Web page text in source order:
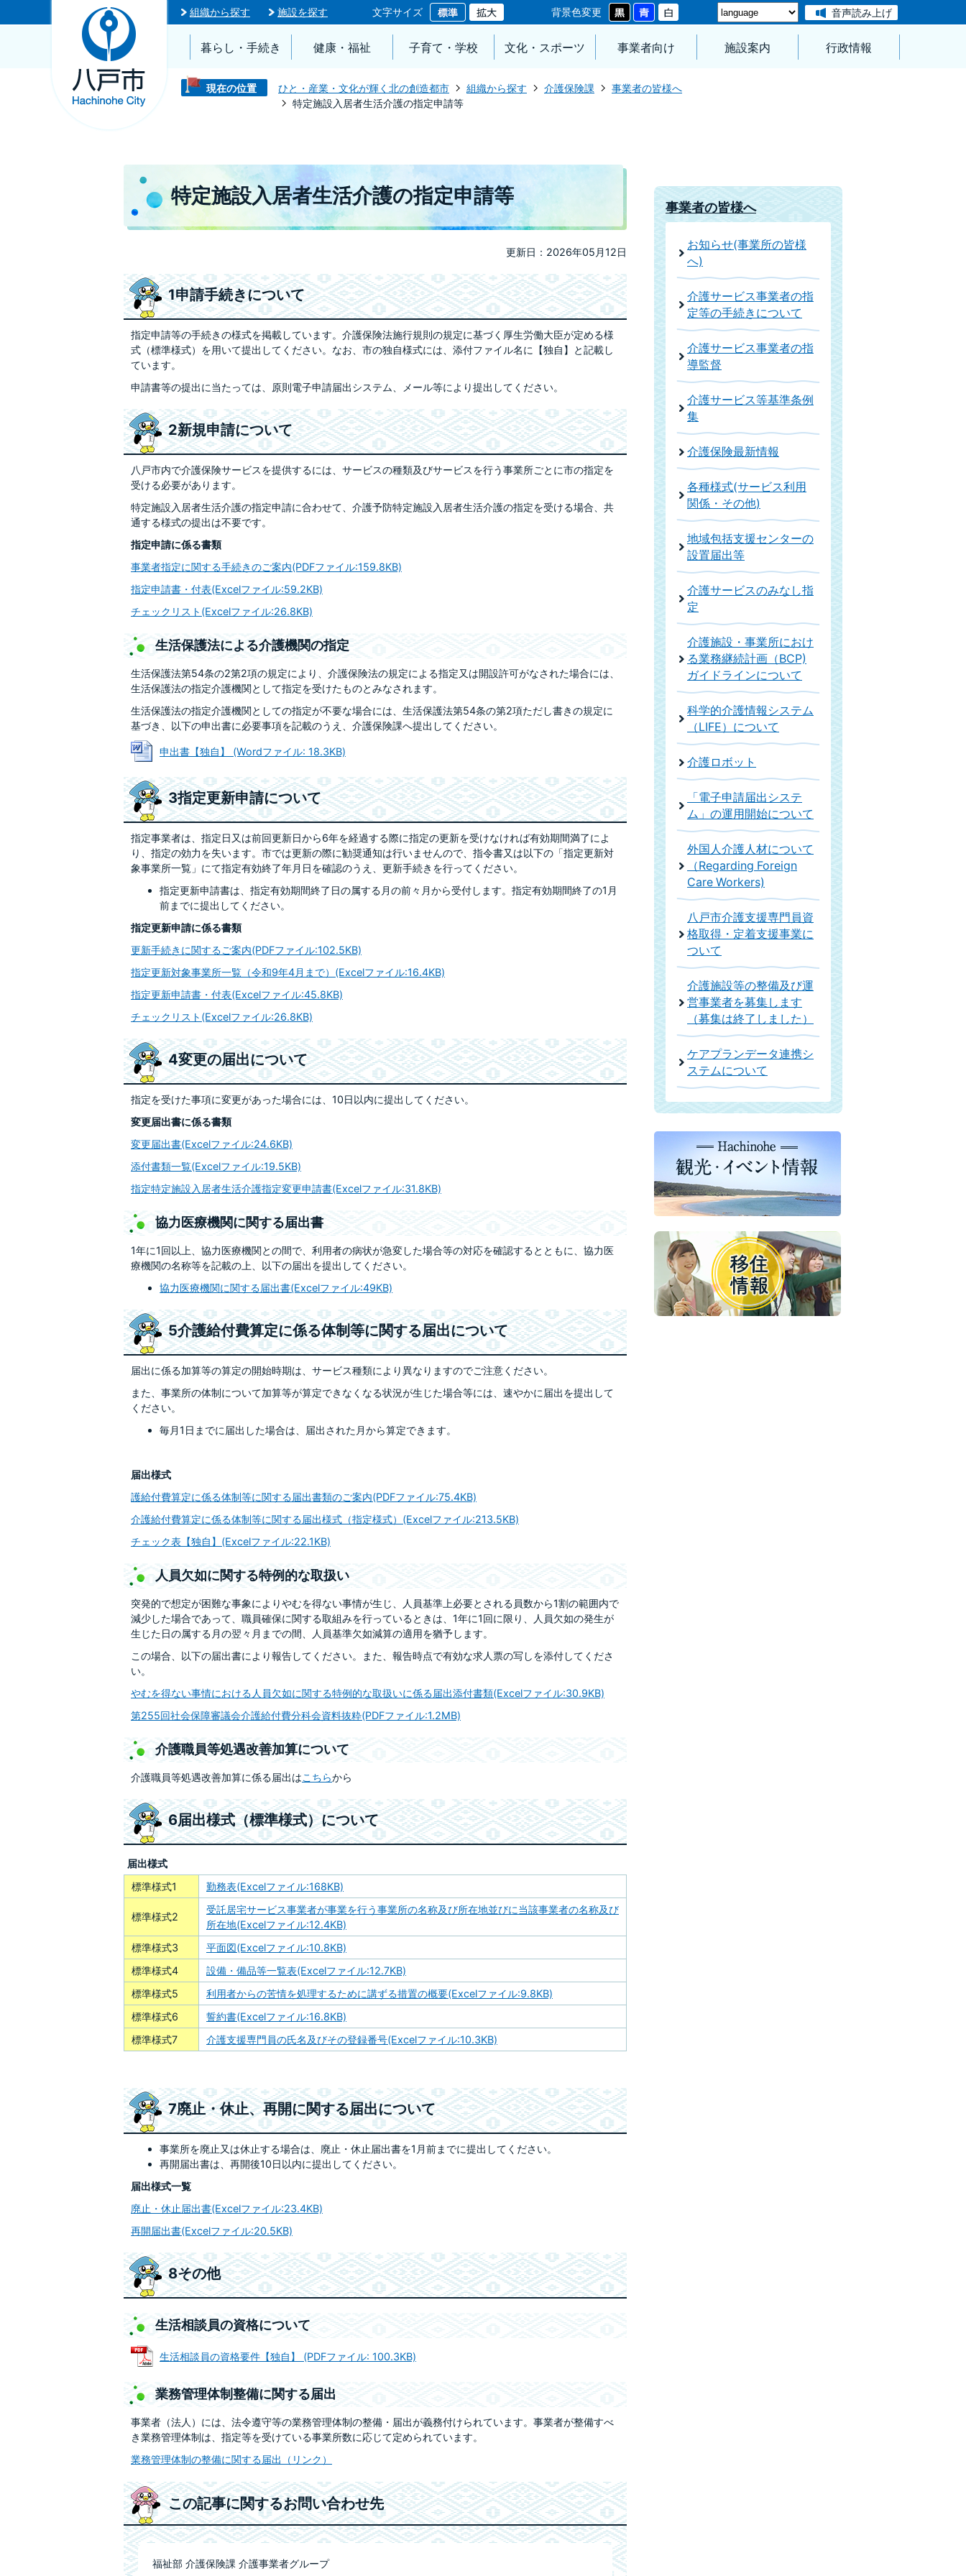
組織から探す 施設を探す 文字サイズ 背景色変更 音声読み上げ
暮らし・手続き 健康・福祉 子育て・学校 文化・スポーツ 事業者向け 施設案内 行政情報
現在の位置 ひと・産業・文化が輝く北の創造都市 組織から探す 介護保険課
事業者の皆様へ
特定施設入居者生活介護の指定申請等
特定施設入居者生活介護の指定申請等
更新日：2026年05月12日
1申請手続きについて
指定申請等の手続きの様式を掲載しています。介護保険法施行規則の規定に基づく厚生労働大臣が定める様
式（標準様式）を用いて提出してください。なお、市の独自様式には、添付ファイル名に【独自】と記載し
ています。
申請書等の提出に当たっては、原則電子申請届出システム、メール等により提出してください。
2新規申請について
八戸市内で介護保険サービスを提供するには、サービスの種類及びサービスを行う事業所ごとに市の指定を
受ける必要があります。
特定施設入居者生活介護の指定申請に合わせて、介護予防特定施設入居者生活介護の指定を受ける場合、共
通する様式の提出は不要です。
指定申請に係る書類
事業者指定に関する手続きのご案内(PDFファイル:159.8KB)
指定申請書・付表(Excelファイル:59.2KB)
チェックリスト(Excelファイル:26.8KB)
生活保護法による介護機関の指定
生活保護法第54条の2第2項の規定により、介護保険法の規定による指定又は開設許可がなされた場合には、
生活保護法の指定介護機関として指定を受けたものとみなされます。
生活保護法の指定介護機関としての指定が不要な場合には、生活保護法第54条の第2項ただし書きの規定に
基づき、以下の申出書に必要事項を記載のうえ、介護保険課へ提出してください。
申出書【独自】 (Wordファイル: 18.3KB)
3指定更新申請について
指定事業者は、指定日又は前回更新日から6年を経過する際に指定の更新を受けなければ有効期間満了によ
り、指定の効力を失います。市では更新の際に勧奨通知は行いませんので、指令書又は以下の「指定更新対
象事業所一覧」にて指定有効終了年月日を確認のうえ、更新手続きを行ってください。
指定更新申請書は、指定有効期間終了日の属する月の前々月から受付します。指定有効期間終了の1月
前までに提出してください。
指定更新申請に係る書類
更新手続きに関するご案内(PDFファイル:102.5KB)
指定更新対象事業所一覧（令和9年4月まで）(Excelファイル:16.4KB)
指定更新申請書・付表(Excelファイル:45.8KB)
チェックリスト(Excelファイル:26.8KB)
4変更の届出について
指定を受けた事項に変更があった場合には、10日以内に提出してください。
変更届出書に係る書類
変更届出書(Excelファイル:24.6KB)
添付書類一覧(Excelファイル:19.5KB)
指定特定施設入居者生活介護指定変更申請書(Excelファイル:31.8KB)
協力医療機関に関する届出書
1年に1回以上、協力医療機関との間で、利用者の病状が急変した場合等の対応を確認するとともに、協力医
療機関の名称等を記載の上、以下の届出を提出してください。
協力医療機関に関する届出書(Excelファイル:49KB)
5介護給付費算定に係る体制等に関する届出について
届出に係る加算等の算定の開始時期は、サービス種類により異なりますのでご注意ください。
また、事業所の体制について加算等が算定できなくなる状況が生じた場合等には、速やかに届出を提出して
ください。
毎月1日までに届出した場合は、届出された月から算定できます。
届出様式
護給付費算定に係る体制等に関する届出書類のご案内(PDFファイル:75.4KB)
介護給付費算定に係る体制等に関する届出様式（指定様式）(Excelファイル:213.5KB)
チェック表【独自】(Excelファイル:22.1KB)
人員欠如に関する特例的な取扱い
突発的で想定が困難な事象によりやむを得ない事情が生じ、人員基準上必要とされる員数から1割の範囲内で
減少した場合であって、職員確保に関する取組みを行っているときは、1年に1回に限り、人員欠如の発生が
生じた日の属する月の翌々月までの間、人員基準欠如減算の適用を猶予します。
この場合、以下の届出書により報告してください。また、報告時点で有効な求人票の写しを添付してくださ
い。
やむを得ない事情における人員欠如に関する特例的な取扱いに係る届出添付書類(Excelファイル:30.9KB)
第255回社会保障審議会介護給付費分科会資料抜粋(PDFファイル:1.2MB)
介護職員等処遇改善加算について
介護職員等処遇改善加算に係る届出はこちらから
6届出様式（標準様式）について
届出様式
標準様式1
勤務表(Excelファイル:168KB)
標準様式2
受託居宅サービス事業者が事業を行う事業所の名称及び所在地並びに当該事業者の名称及び
所在地(Excelファイル:12.4KB)
標準様式3
平面図(Excelファイル:10.8KB)
標準様式4
設備・備品等一覧表(Excelファイル:12.7KB)
標準様式5
利用者からの苦情を処理するために講ずる措置の概要(Excelファイル:9.8KB)
標準様式6
誓約書(Excelファイル:16.8KB)
標準様式7
介護支援専門員の氏名及びその登録番号(Excelファイル:10.3KB)
7廃止・休止、再開に関する届出について
事業所を廃止又は休止する場合は、廃止・休止届出書を1月前までに提出してください。
再開届出書は、再開後10日以内に提出してください。
届出様式一覧
廃止・休止届出書(Excelファイル:23.4KB)
再開届出書(Excelファイル:20.5KB)
8その他
生活相談員の資格について
生活相談員の資格要件【独自】 (PDFファイル: 100.3KB)
業務管理体制整備に関する届出
事業者（法人）には、法令遵守等の業務管理体制の整備・届出が義務付けられています。事業者が整備すべ
き業務管理体制は、指定等を受けている事業所数に応じて定められています。
業務管理体制の整備に関する届出（リンク）
この記事に関するお問い合わせ先
福祉部 介護保険課 介護事業者グループ
事業者の皆様へ
お知らせ(事業所の皆様
へ)
介護サービス事業者の指
定等の手続きについて
介護サービス事業者の指
導監督
介護サービス等基準条例
集
介護保険最新情報
各種様式(サービス利用
関係・その他)
地域包括支援センターの
設置届出等
介護サービスのみなし指
定
介護施設・事業所におけ
る業務継続計画（BCP)
ガイドラインについて
科学的介護情報システム
（LIFE）について
介護ロボット
「電子申請届出システ
ム」の運用開始について
外国人介護人材について
（Regarding Foreign
Care Workers)
八戸市介護支援専門員資
格取得・定着支援事業に
ついて
介護施設等の整備及び運
営事業者を募集します
（募集は終了しました）
ケアプランデータ連携シ
ステムについて